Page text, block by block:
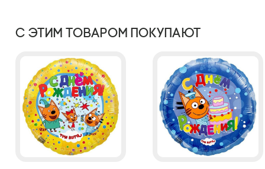
С этим товаром покупают